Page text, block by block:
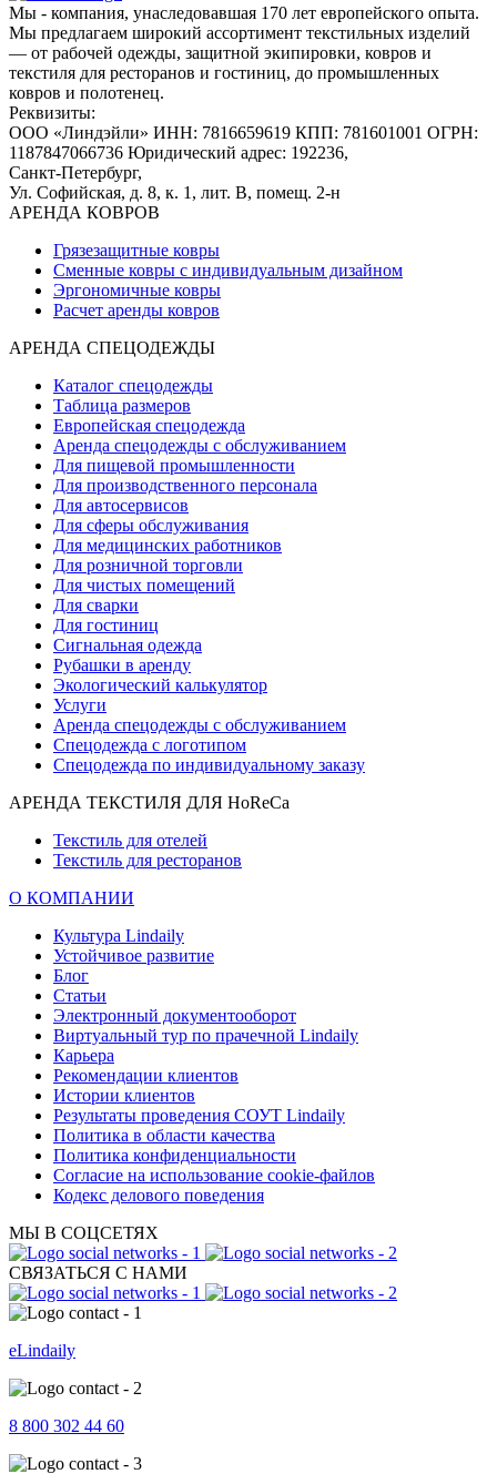
Мы - компания, унаследовавшая 170 лет европейского опыта.
Мы предлагаем широкий ассортимент текстильных изделий
— от рабочей одежды, защитной экипировки, ковров и
текстиля для ресторанов и гостиниц, до промышленных
ковров и полотенец.
Реквизиты:
ООО «Линдэйли» ИНН: 7816659619 КПП: 781601001 ОГРН:
1187847066736 Юридический адрес: 192236,
Санкт-Петербург,
Ул. Софийская, д. 8, к. 1, лит. В, помещ. 2-н
АРЕНДА КОВРОВ
Грязезащитные ковры
Сменные ковры с индивидуальным дизайном
Эргономичные ковры
Расчет аренды ковров
АРЕНДА СПЕЦОДЕЖДЫ
Каталог спецодежды
Таблица размеров
Европейская спецодежда
Аренда спецодежды с обслуживанием
Для пищевой промышленности
Для производственного персонала
Для автосервисов
Для сферы обслуживания
Для медицинских работников
Для розничной торговли
Для чистых помещений
Для сварки
Для гостиниц
Сигнальная одежда
Рубашки в аренду
Экологический калькулятор
Услуги
Аренда спецодежды с обслуживанием
Спецодежда с логотипом
Спецодежда по индивидуальному заказу
АРЕНДА ТЕКСТИЛЯ ДЛЯ HoReCa
Текстиль для отелей
Текстиль для ресторанов
О КОМПАНИИ
Культура Lindaily
Устойчивое развитие
Блог
Статьи
Электронный документооборот
Виртуальный тур по прачечной Lindaily
Карьера
Рекомендации клиентов
Истории клиентов
Результаты проведения СОУТ Lindaily
Политика в области качества
Политика конфиденциальности
Согласие на использование cookie-файлов
Кодекс делового поведения
МЫ В СОЦСЕТЯХ
СВЯЗАТЬСЯ С НАМИ
eLindaily
8 800 302 44 60